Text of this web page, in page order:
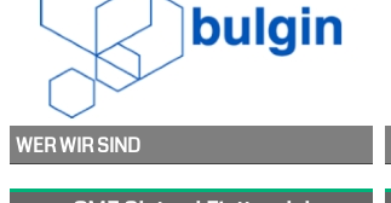
WER WIR SIND